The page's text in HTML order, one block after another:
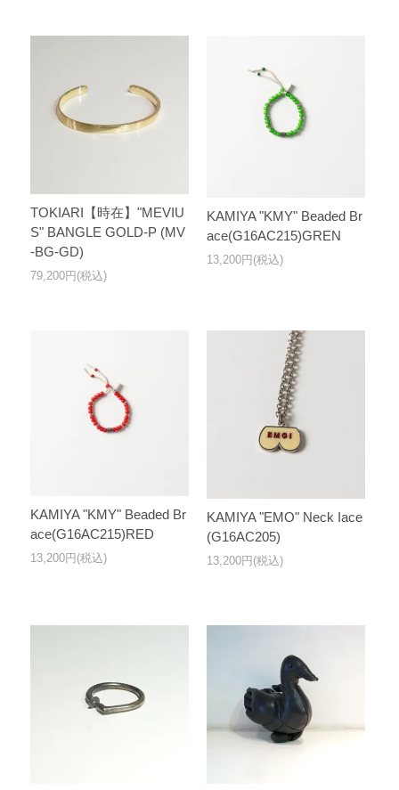
TOKIARI【時在】"MEVIU
S" BANGLE GOLD-P (MV
-BG-GD)
79,200円(税込)
KAMIYA "KMY" Beaded Br
ace(G16AC215)GREN
13,200円(税込)
KAMIYA "KMY" Beaded Br
ace(G16AC215)RED
13,200円(税込)
KAMIYA "EMO" Neck Iace
(G16AC205)
13,200円(税込)